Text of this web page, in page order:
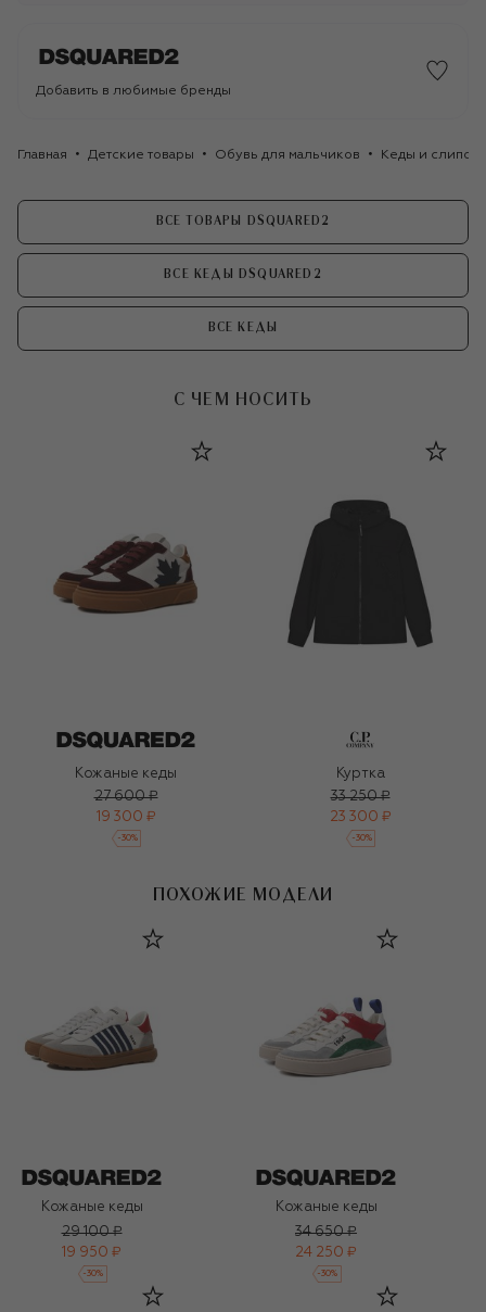
Добавить в любимые бренды
Главная Детские товары Обувь для мальчиков Кеды и
ВСЕ ТОВАРЫ DSQUARED2
ВСЕ КЕДЫ DSQUARED2
ВСЕ КЕДЫ
С ЧЕМ НОСИТЬ
Кожаные кеды
27 600 ₽
19 300 ₽
-30%
Куртка
33 250 ₽
23 300 ₽
-30%
ПОХОЖИЕ МОДЕЛИ
Кожаные кеды
29 100 ₽
19 950 ₽
-30%
Кожаные кеды
34 650 ₽
24 250 ₽
-30%